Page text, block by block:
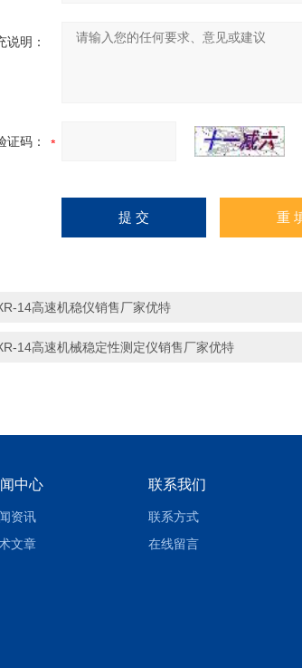
说明：
证码：
14高速机稳仪销售厂家优特
14高速机械稳定性测定仪销售厂家优特
中心
资讯
文章
联系我们
联系方式
在线留言